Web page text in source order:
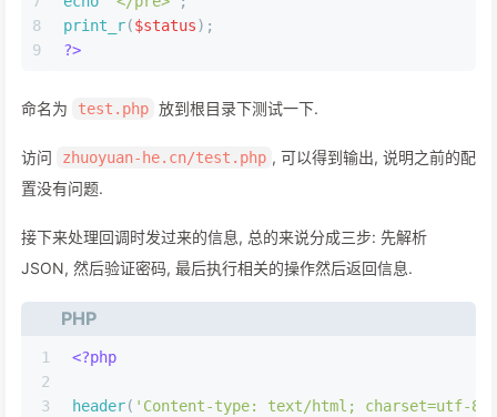
8
9
print_r($status);
?>
命名为 test.php 放到根目录下测试一下.
访问 zhuoyuan-he.cn/test.php , 可以得到输出, 说明之前的配
置没有问题.
接下来处理回调时发过来的信息, 总的来说分成三步: 先解析
JSON, 然后验证密码, 最后执行相关的操作然后返回信息.
PHP
1
2
3
<?php
header( 'Content-type: text/html; charset=utf-8'